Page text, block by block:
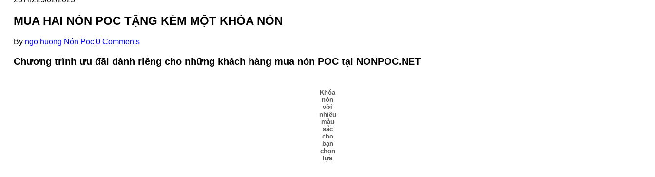
MUA HAI NÓN POC TẶNG KÈM MỘT KHÓA NÓN
By ngo huong Nón Poc 0 Comments
Chương trình ưu đãi dành riêng cho những khách hàng mua nón POC tại NONPOC.NET
Khóa
nón
với
nhiều
màu
sắc
cho
bạn
chọn
lựa